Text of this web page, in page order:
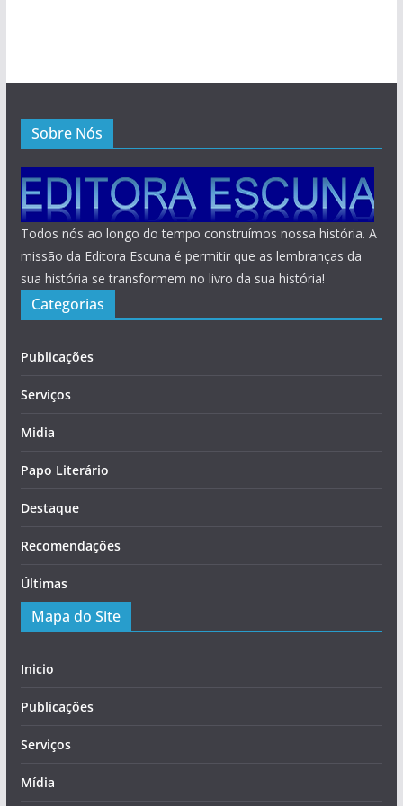
Sobre Nós
Todos nós ao longo do tempo construímos nossa história. A
missão da Editora Escuna é permitir que as lembranças da
sua história se transformem no livro da sua história!
Categorias
Publicações
Serviços
Midia
Papo Literário
Destaque
Recomendações
Últimas
Mapa do Site
Inicio
Publicações
Serviços
Mídia